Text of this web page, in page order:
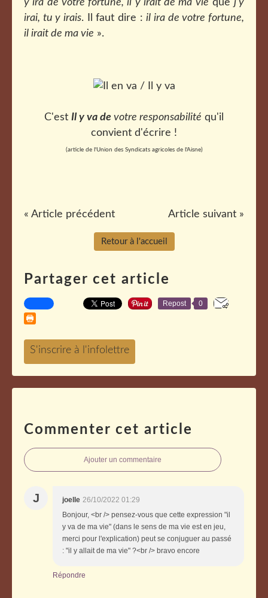
y ira de votre fortune, il y irait de ma vie que j'y
irai, tu y irais. Il faut dire :il ira de votre fortune,
il irait de ma vie ».
C'est Il y va de votre responsabilité qu'il
convient d'écrire !
(article de l'Union des Syndicats agricoles de l'Aisne)
« Article précédent Article suivant »
Retour à l'accueil
Partager cet article
Repost 0
Commenter cet article
Ajouter un commentaire
J joelle 26/10/2022 01:29
Bonjour, <br /> pensez-vous que cette expression "il
y va de ma vie" (dans le sens de ma vie est en jeu,
merci pour l'explication) peut se conjuguer au passé
: "il y allait de ma vie" ?<br /> bravo encore
Répondre